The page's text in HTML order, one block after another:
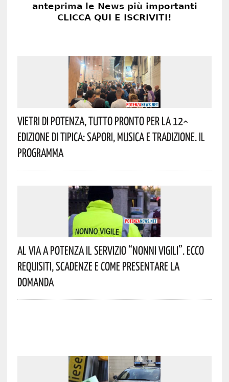
Vietri Di Potenza, Tutto Pronto Per La 12^
Edizione Di Tipica: Sapori, Musica E Tradizione. Il
Programma
Al Via A Potenza Il Servizio “Nonni Vigili”. Ecco
Requisiti, Scadenze E Come Presentare La
Domanda